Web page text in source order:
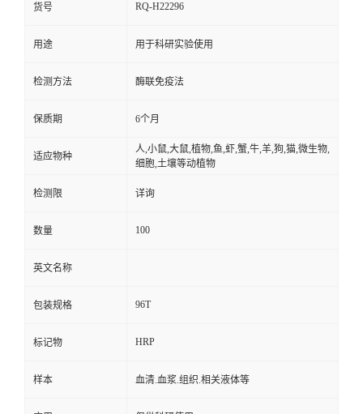
货号 RQ-H22296
用途 用于科研实验使用
检测方法 酶联免疫法
保质期 6个月
适应物种
人,小鼠,大鼠,植物,鱼,虾,蟹,牛,羊,狗,猫,微生物,
细胞,土壤等动植物
检测限 详询
数量 100
英文名称
包装规格 96T
标记物 HRP
样本 血清.血浆.组织.相关液体等